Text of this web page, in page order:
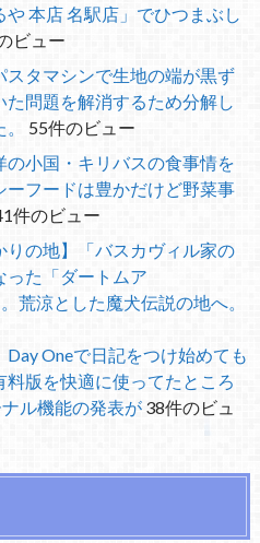
や 本店 名駅店」でひつまぶし
ビュー
スタマシンで生地の端が黒ず
た問題を解消するため分解し
55件のビュー
の小国・キリバスの食事情を
フードは豊かだけど野菜事
件のビュー
りの地】「バスカヴィル家の
った「ダートムア
荒涼とした魔犬伝説の地へ。
Day Oneで日記をつけ始めても
版を快適に使ってたところ
ル機能の発表が 38件のビュ